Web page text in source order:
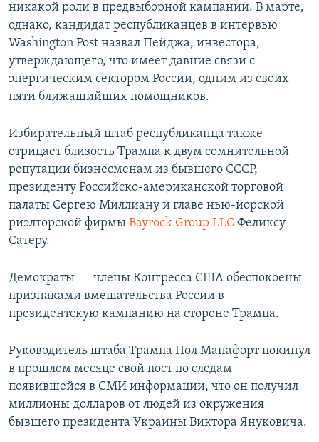
никакой роли в предвыборной кампании. В марте,
однако, кандидат республиканцев в интервью
Washington Post назвал Пейджа, инвестора,
утверждающего, что имеет давние связи с
энергическим сектором России, одним из своих
пяти ближашийших помощников.
Избирательный штаб республиканца также
отрицает близость Трампа к двум сомнительной
репутации бизнесменам из бывшего СССР,
президенту Российско-американской торговой
палаты Сергею Миллиану и главе нью-йорской
риэлторской фирмы Bayrock Group LLC Феликсу
Сатеру.
Демократы — члены Конгресса США обеспокоены
признаками вмешательства России в
президентскую кампанию на стороне Трампа.
Руководитель штаба Трампа Пол Манафорт покинул
в прошлом месяце свой пост по следам
появившейся в СМИ информации, что он получил
миллионы долларов от людей из окружения
бывшего президента Украины Виктора Януковича.